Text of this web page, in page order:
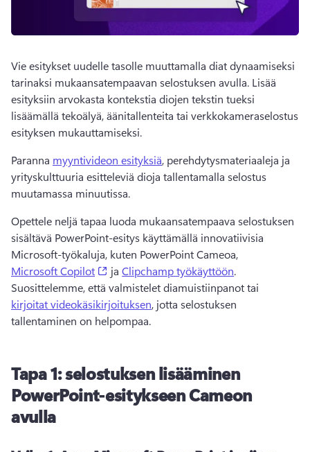
Vie esitykset uudelle tasolle muuttamalla diat dynaamiseksi
tarinaksi mukaansatempaavan selostuksen avulla. Lisää
esityksiin arvokasta kontekstia diojen tekstin tueksi
lisäämällä tekoälyä, äänitallenteita tai verkkokameraselostus
esityksen mukauttamiseksi.
Paranna myyntivideon esityksiä, perehdytysmateriaaleja ja
yrityskulttuuria esitteleviä dioja tallentamalla selostus
muutamassa minuutissa.
Opettele neljä tapaa luoda mukaansatempaava selostuksen
sisältävä PowerPoint-esitys käyttämällä innovatiivisia
Microsoft-työkaluja, kuten PowerPoint Cameoa,
Microsoft Copilot
(opens in a new tab)
ja Clipchamp työkäyttöön
Suosittelemme, että valmistelet diamuistiinpanot tai
kirjoitat videokäsikirjoituksen, jotta selostuksen
tallentaminen on helpompaa.
Tapa 1: selostuksen lisääminen
PowerPoint-esitykseen Cameon
avulla